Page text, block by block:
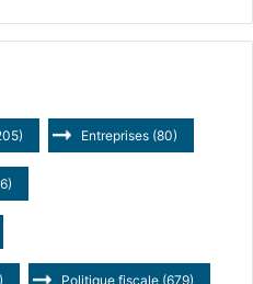
Entreprises (80)
Politique fiscale (679)